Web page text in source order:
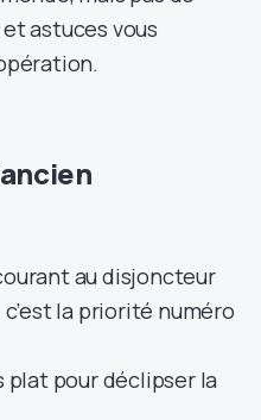
astuces vous
au disjoncteur
la priorité numéro
pour déclipser la